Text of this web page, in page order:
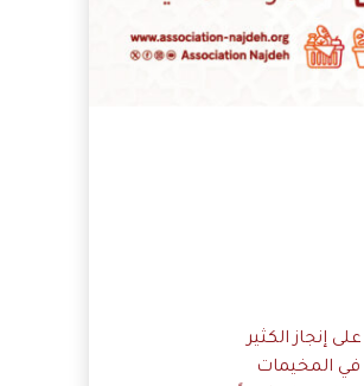
إنجاز الكثير
في المخيمات